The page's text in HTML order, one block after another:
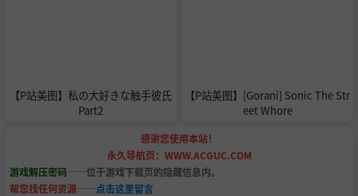
【P站美图】私の大好きな触手彼氏
Part2
【P站美图】[Gorani] Sonic The Str
eet Whore
感谢您使用本站！
永久导航页：WWW.ACGUC.COM
游戏解压密码——位于游戏下载页的隐藏信息内。
帮您找任何资源——点击这里留言